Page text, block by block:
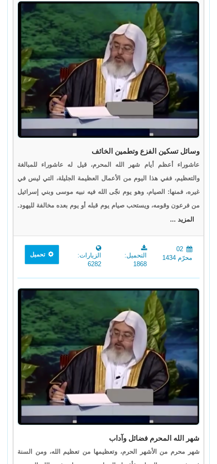
وسائل تسكين الفزع وتطمين الخائف
عاشوراء أعظم أيام شهر الله المحرم، قيل له عاشوراء للمبالغة
والتعظيم، ففي هذا اليوم من الأعمال العظيمة الجليلة، التي ليس في
غيره، فمنها: الصيام، وهو يوم نجّى الله فيه نبيه موسى وبني إسرائيل
من فرعون وقومه، ويستحب صيام يوم قبله أو يوم بعده مخالفة لليهود.
المزيد ...
02
محرّم 1434
التحميل:
1868
الزيارات:
6282
تحميل
شهر الله المحرم فضائل وآداب
شهر محرم من الأشهر الحرم، وتعظيمها من تعظيم الله، ومن السنة